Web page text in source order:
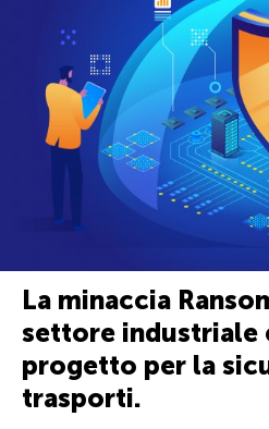
La minaccia
settore industriale
progetto per la
trasporti.